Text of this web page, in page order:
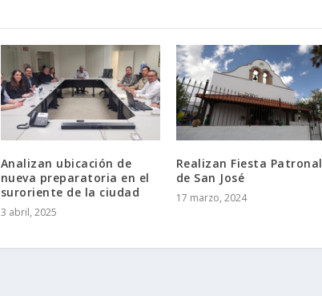
Analizan ubicación de
nueva preparatoria en el
suroriente de la ciudad
3 abril, 2025
Realizan Fiesta Patronal
de San José
17 marzo, 2024